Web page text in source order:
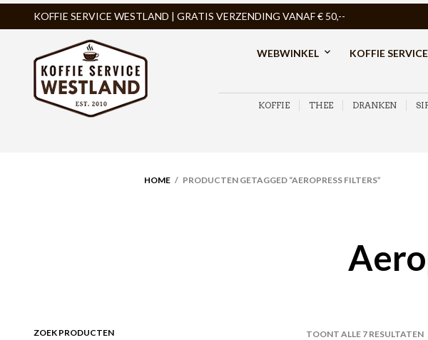
KOFFIE SERVICE WESTLAND | GRATIS VERZENDING VANAF € 50,--
WEBWINKEL KOFFIE
KOFFIE THEE DRANKEN
HOME / PRODUCTEN GETAGGED “AEROPRESS FILTERS”
TOONT ALLE 7 RESULTATEN
ZOEK PRODUCTEN